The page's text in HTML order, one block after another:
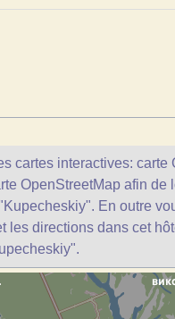
cartes interactives: carte
OpenStreetMap afin de
En outre
les directions dans cet